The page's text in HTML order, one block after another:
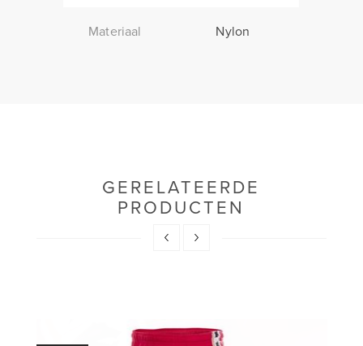
Materiaal Nylon
GERELATEERDE
PRODUCTEN